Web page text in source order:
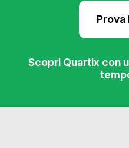
Prova
Scopri Quartix con